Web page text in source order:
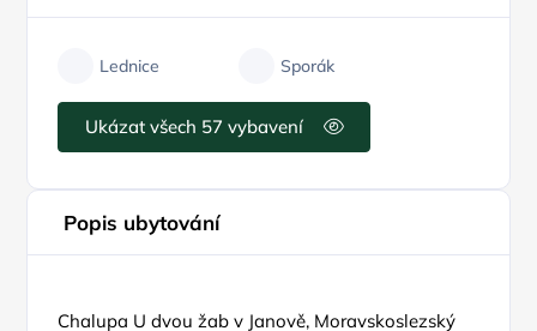
Lednice Sporák
Ukázat všech 57 vybavení
Popis ubytování
Chalupa U dvou žab v Janově, Moravskoslezský